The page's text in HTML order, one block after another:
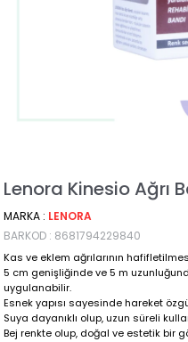
Lenora Kinesio Ağrı
MARKA : LENORA
BARKOD : 8681794229840
Kas ve eklem ağrılarının
5 cm genişliğinde ve 5 m
uygulanabilir.
Esnek yapısı sayesinde hareket
Suya dayanıklı olup, uzun süreli
Bej renkte olup, doğal ve estetik bir